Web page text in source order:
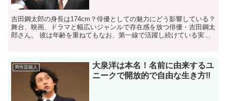
吉田鋼太郎の身長は174cm？俳優としての魅力にどう影響している？
舞台、映画、ドラマと幅広いジャンルで存在感を放つ俳優・吉田鋼太
郎さん。 彼は年齢を重ねてもなお、第一線で活躍し続けている実力
男性芸能人
大泉洋は本名！名前に由来するユ
ニークで開放的で自由な生き方‼